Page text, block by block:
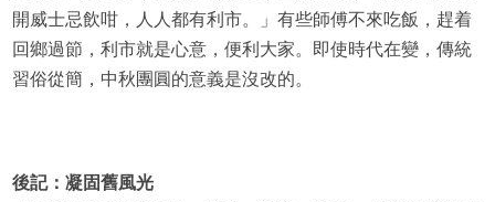
開威士忌飲咁，人人都有利市。」有些師傅不來吃飯，趕着
回鄉過節，利市就是心意，便利大家。即使時代在變，傳統
習俗從簡，中秋團圓的意義是沒改的。
後記：凝固舊風光